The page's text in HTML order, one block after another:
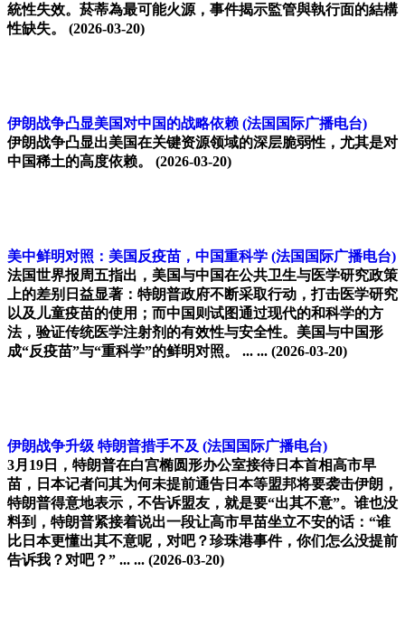
統性失效。菸蒂為最可能火源，事件揭示監管與執行面的結構
性缺失。
(2026-03-20)
伊朗战争凸显美国对中国的战略依赖 (法国国际广播电台)
伊朗战争凸显出美国在关键资源领域的深层脆弱性，尤其是对
中国稀土的高度依赖。 (2026-03-20)
美中鲜明对照：美国反疫苗，中国重科学 (法国国际广播电台)
法国世界报周五指出，美国与中国在公共卫生与医学研究政策
上的差别日益显著：特朗普政府不断采取行动，打击医学研究
以及儿童疫苗的使用；而中国则试图通过现代的和科学的方
法，验证传统医学注射剂的有效性与安全性。美国与中国形
成“反疫苗”与“重科学”的鲜明对照。 ... ... (2026-03-20)
伊朗战争升级 特朗普措手不及 (法国国际广播电台)
3月19日，特朗普在白宫椭圆形办公室接待日本首相高市早
苗，日本记者问其为何未提前通告日本等盟邦将要袭击伊朗，
特朗普得意地表示，不告诉盟友，就是要“出其不意”。谁也没
料到，特朗普紧接着说出一段让高市早苗坐立不安的话：“谁
比日本更懂出其不意呢，对吧？珍珠港事件，你们怎么没提前
告诉我？对吧？” ... ... (2026-03-20)